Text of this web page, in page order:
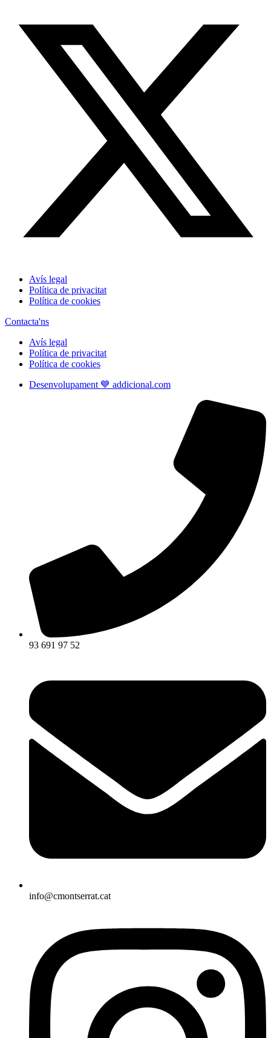
Avís legal
Política de privacitat
Política de cookies
Contacta'ns
Avís legal
Política de privacitat
Política de cookies
Desenvolupament 💙 addicional.com
93 691 97 52
info@cmontserrat.cat